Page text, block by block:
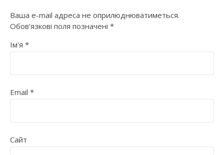
Ваша e-mail адреса не оприлюднюватиметься.
Обов’язкові поля позначені *
Ім'я *
Email *
Сайт